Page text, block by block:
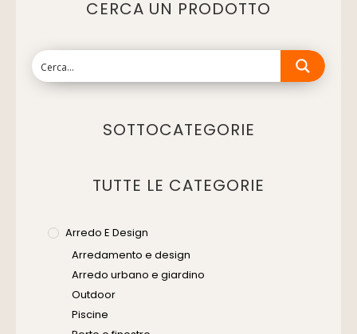
CERCA UN PRODOTTO
SOTTOCATEGORIE
TUTTE LE CATEGORIE
Arredo E Design
Arredamento e design
Arredo urbano e giardino
Outdoor
Piscine